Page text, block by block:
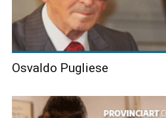
Osvaldo Pugliese